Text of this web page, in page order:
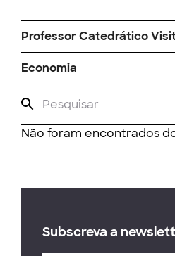
Professor Catedrático
Economia
Não foram encontrados
Subscreva a